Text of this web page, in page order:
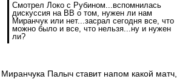
Смотрел Локо с Рубином...вспомнилась
дискуссия на ВВ о том, нужен ли нам
Миранчук или нет...засрал сегодня все, что
можно было и все, что нельзя...ну и нужен
ли?
Миранчука Палыч ставит напом какой матч,